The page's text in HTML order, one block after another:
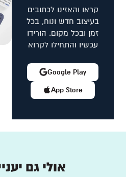
קראו והאזינו לכתובים
בעיצוב חדש ונוח, בכל
זמן ובכל מקום. הורידו
עכשיו והתחילו לקרוא
App Store
Google Play
אולי גם